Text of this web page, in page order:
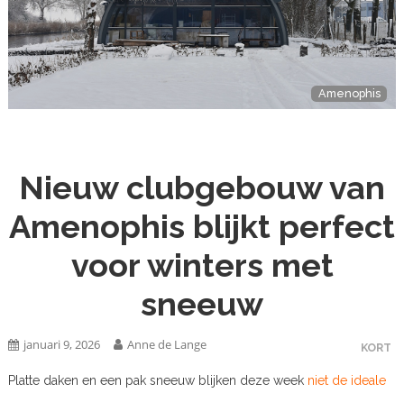
Amenophis
Nieuw clubgebouw van
Amenophis blijkt perfect
voor winters met
sneeuw
KORT
januari 9, 2026 Anne de Lange
Platte daken en een pak sneeuw blijken deze week niet de ideale